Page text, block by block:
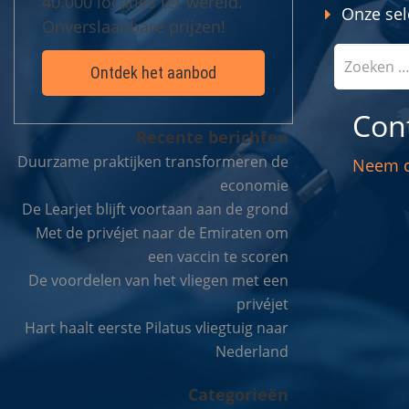
Onverslaanbare prijzen!
Ontdek het aanbod
Recente berichten
Duurzame praktijken transformeren de
economie
De Learjet blijft voortaan aan de grond
Met de privéjet naar de Emiraten om
een vaccin te scoren
De voordelen van het vliegen met een
privéjet
Hart haalt eerste Pilatus vliegtuig naar
Nederland
Categorieën
Onze
Neem